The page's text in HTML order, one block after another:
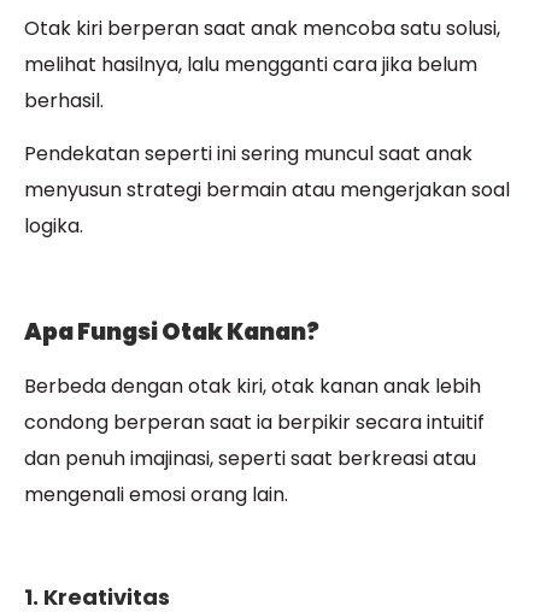
Otak kiri berperan saat anak mencoba satu solusi,
melihat hasilnya, lalu mengganti cara jika belum
berhasil.
Pendekatan seperti ini sering muncul saat anak
menyusun strategi bermain atau mengerjakan soal
logika.
Apa Fungsi Otak Kanan?
Berbeda dengan otak kiri, otak kanan anak lebih
condong berperan saat ia berpikir secara intuitif
dan penuh imajinasi, seperti saat berkreasi atau
mengenali emosi orang lain.
1. Kreativitas